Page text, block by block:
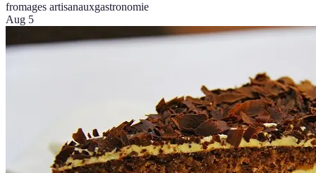
fromages artisanauxgastronomie
Aug 5